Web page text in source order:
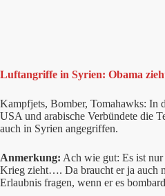
Luftangriffe in Syrien: Obama
Kampfjets, Bomber, Tomahawks: In
USA und arabische Verbündete die
auch in Syrien angegriffen.
Anmerkung: Ach wie gut: Es ist nur
Krieg zieht…. Da braucht er ja auch
Erlaubnis fragen, wenn er es